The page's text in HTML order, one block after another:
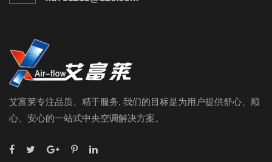
艾富莱专注品质、精于服务, 我们的目标是为用户提供舒心、顺
心、安心的一站式中央空调解决方案。